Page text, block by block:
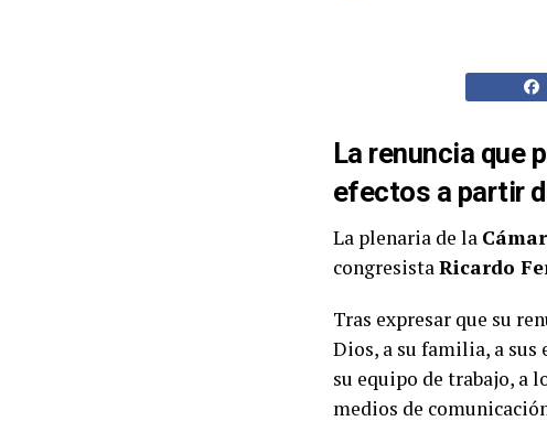
La renuncia que
efectos a partir
La plenaria de la
congresistaRicardo
Tras expresar que su
Dios, a su familia, a
su equipo de trabajo, a
medios de